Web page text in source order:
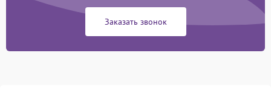
Заказать звонок